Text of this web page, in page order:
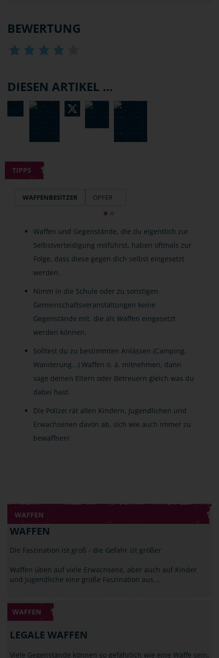
BEWERTUNG
DIESEN ARTIKEL ...
TIPPS
WAFFENBESITZER OPFER
Waffen und Gegenstände, die du eigentlich zur
Selbstverteidigung mitführst, haben oftmals zur
Folge, dass diese gegen dich selbst eingesetzt
werden.
Nimm in die Schule oder zu sonstigen
Gemeinschaftsveranstaltungen keine
Gegenstände mit, die als Waffen eingesetzt
werden können.
Solltest du zu bestimmten Anlässen (Camping,
Wanderung...) Waffen o. ä. mitnehmen, dann
sage deinen Eltern oder Betreuern gleich was du
dabei hast.
Die Polizei rät allen Kindern, Jugendlichen und
Erwachsenen davon ab, sich wie auch immer zu
bewaffnen!
WAFFEN
WAFFEN
Die Faszination ist groß - die Gefahr ist größer
Waffen üben auf viele Erwachsene, aber auch auf Kinder
und Jugendliche eine große Faszination aus.…
WAFFEN
LEGALE WAFFEN
Viele Gegenstände können so gefährlich wie eine Waffe sein.